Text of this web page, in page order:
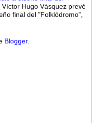
Hugo Vásquez prevé
final del "Folklódromo",
Blogger.